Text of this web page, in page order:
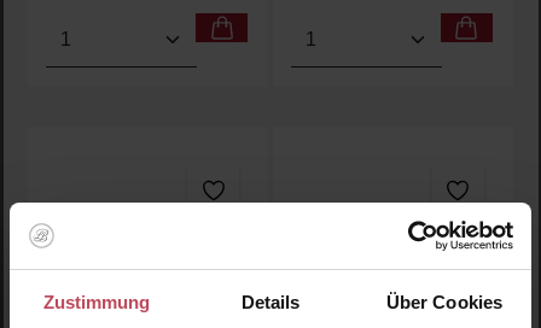
Zustimmung Details Über Cookies
Produkt Anzahl: Gib den gewünschten Wert ein
Produkt Anzahl: Gib